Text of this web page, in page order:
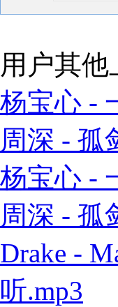
用户其他
杨宝心 -
周深 - 孤
杨宝心 -
周深 - 孤
Drake -
听.mp3